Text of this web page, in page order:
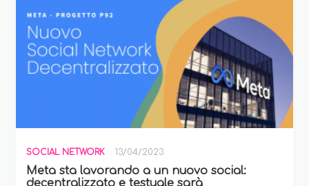
SOCIAL NETWORK 13/04/2023
Meta sta lavorando a un nuovo social:
decentralizzato e testuale sarà